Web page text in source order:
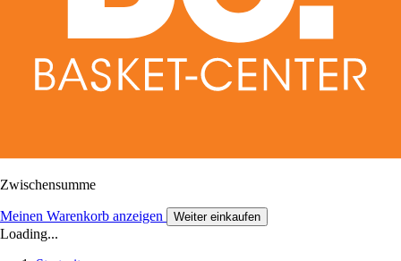
Zwischensumme
Meinen Warenkorb anzeigen Weiter einkaufen
Loading...